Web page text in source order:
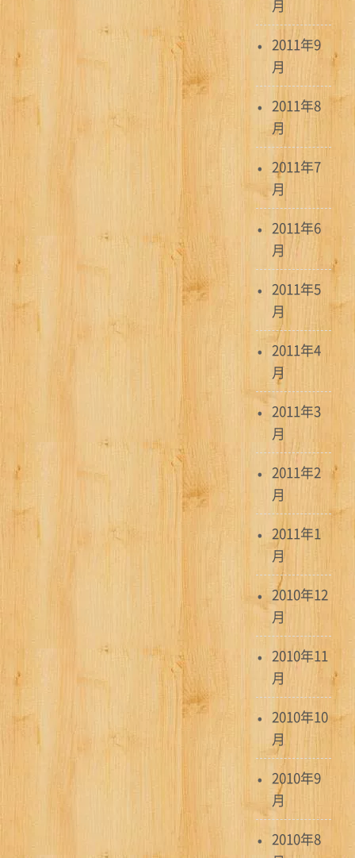
月
2011年9
月
2011年8
月
2011年7
月
2011年6
月
2011年5
月
2011年4
月
2011年3
月
2011年2
月
2011年1
月
2010年12
月
2010年11
月
2010年10
月
2010年9
月
2010年8